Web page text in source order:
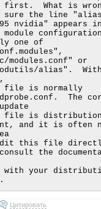
What is
sure the line
nvidia" appears
one of
alias".
The
and it is often
the
Цитировать